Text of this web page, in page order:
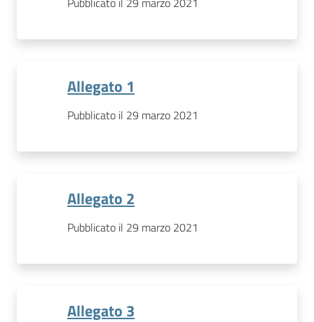
Allegato 1
Pubblicato il 29 marzo 2021
Allegato 2
Pubblicato il 29 marzo 2021
Allegato 3